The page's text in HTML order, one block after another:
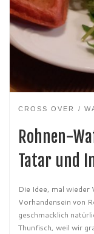
CROSS OVER
Rohnen-
Tatar und
Die Idee, mal wieder
Vorhandensein von
geschmacklich
Thunfisch, weil wir